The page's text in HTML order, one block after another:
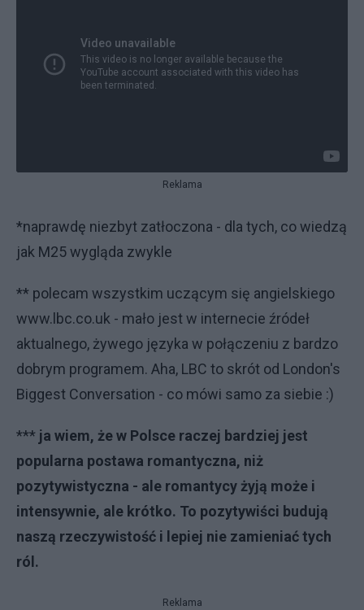
Reklama
*naprawdę niezbyt zatłoczona - dla tych, co wiedzą
jak M25 wygląda zwykle
** polecam wszystkim uczącym się angielskiego
www.lbc.co.uk - mało jest w internecie źródeł
aktualnego, żywego języka w połączeniu z bardzo
dobrym programem. Aha, LBC to skrót od London's
Biggest Conversation - co mówi samo za siebie :)
*** ja wiem, że w Polsce raczej bardziej jest
popularna postawa romantyczna, niż
pozytywistyczna - ale romantycy żyją może i
intensywnie, ale krótko. To pozytywiści budują
naszą rzeczywistość i lepiej nie zamieniać tych
ról.
Reklama